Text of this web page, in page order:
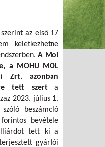
az első 17
keletkezhetne
A Mol
a MOHU MOL
Zrt. azonban
tett szerta
2023. július 1.
beszámoló
bevétele
tett ki a
gyártói